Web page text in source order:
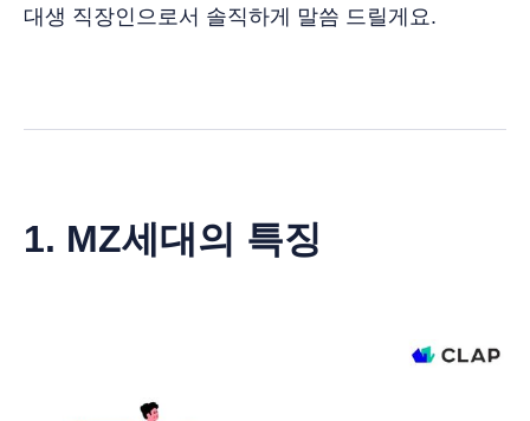
대생 직장인으로서 솔직하게 말씀 드릴게요.
1. MZ세대의 특징